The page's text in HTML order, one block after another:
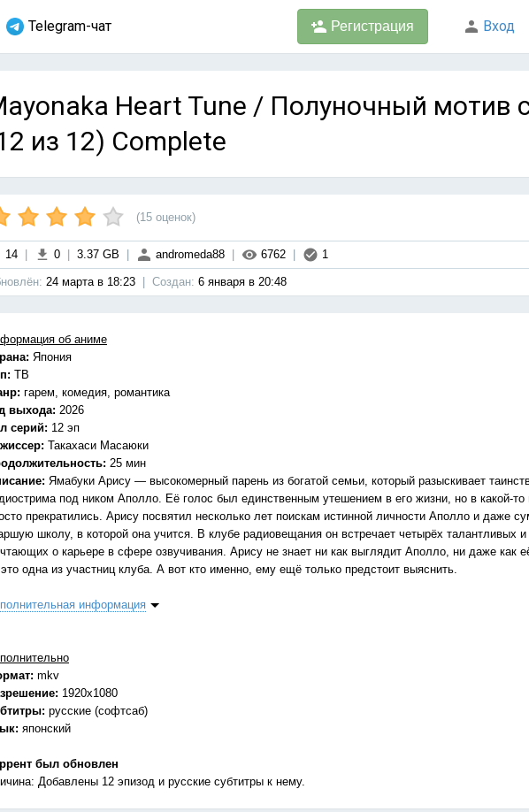
Telegram-чат Регистрация Вход
Heart Tune / Полуночный мотив
из 12) Complete
(15 оценок)
14 0 3.37 GB andromeda88 6762 1
24 марта в 18:23 Cоздан: 6 января в 20:48
об аниме
Япония
ТВ
гарем, комедия, романтика
выхода: 2026
серий: 12 эп
Такахаси Масаюки
25 мин
Ямабуки Арису — высокомерный парень из богатой семьи, который разыскивает
под ником Аполло. Её голос был единственным утешением в его жизни, но в какой-то
прекратились. Арису посвятил несколько лет поискам истинной личности Аполло и даже
школу, в которой она учится. В клубе радиовещания он встречает четырёх талантливых
о карьере в сфере озвучивания. Арису не знает ни как выглядит Аполло, ни даже как
одна из участниц клуба. А вот кто именно, ему ещё только предстоит выяснить.
информация
mkv
1920x1080
русские (софтсаб)
японский
был обновлен
Добавлены 12 эпизод и русские субтитры к нему.